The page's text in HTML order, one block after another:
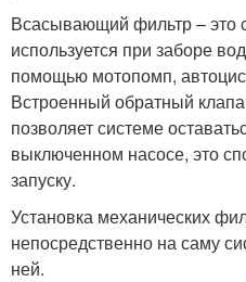
Всасывающий фильтр – это
используется при заборе
помощью мотопомп,
Встроенный обратный
позволяет системе
выключенном насосе, это
запуску.
Установка механических
непосредственно на саму
ней.